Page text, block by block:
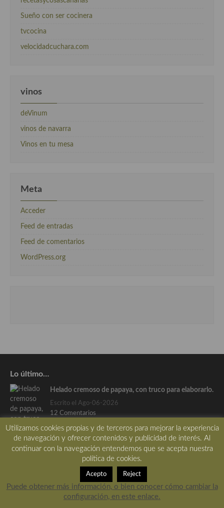
Sueño con ser cocinera
tvcocina
velocidadcuchara.com
vinos
deVinum
vinos de navarra
Vinos en tu mesa
Meta
Acceder
Feed de entradas
Feed de comentarios
WordPress.org
Lo último…
Helado cremoso de papaya, con truco para elaborarlo.
Escrito el Ago-06-2026
12 Comentarios
Por qué el móvil se calienta cuando lo usas como
recetario en la cocina
0 Comentarios
Utilizamos cookies propias y de terceros para mejorar la experiencia
de navegación y ofrecer contenidos y publicidad de interés. Al
continuar con la navegación entendemos que se acepta nuestra
política de cookies.
Acepto Reject
Puede obtener más información, o bien conocer cómo cambiar la
configuración, en este enlace.